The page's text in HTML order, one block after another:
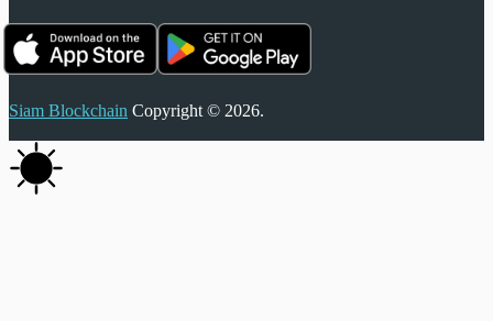
Siam Blockchain Copyright © 2026.